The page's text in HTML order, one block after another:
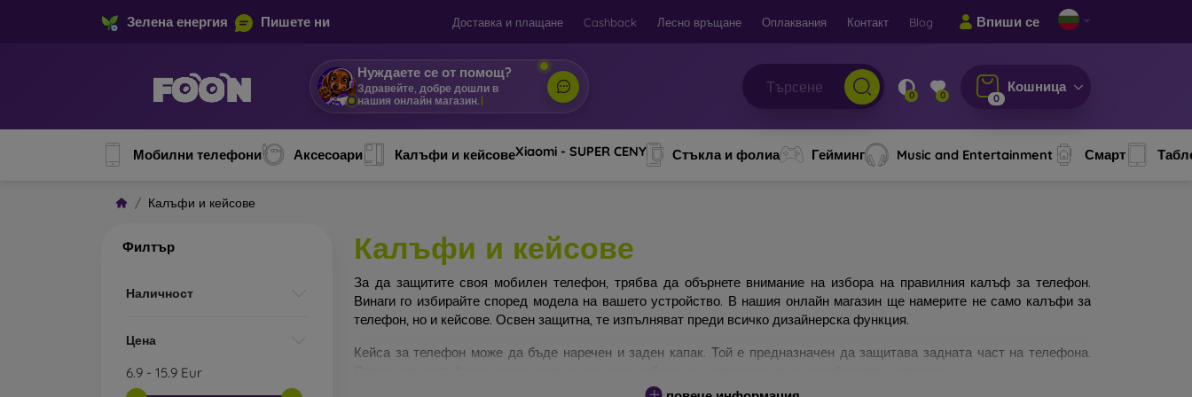
Зелена енергия Пишете ни Доставка и плащане Cashback Лесно връщане Оплаквания Контакт Blog Впиши се
Нуждаете се от помощ?
Здравейте, добре дошли в
нашия онла| 0 0 0
Кошница
Мобилни телефони Аксесоари Калъфи и кейсовеXiaomi - SUPER CENY Стъкла и фолиа Гейминг Music and Entertainment Смарт
Калъфи и кейсове
Филтър
Наличност
Цена
6.9 - 15.9 Eur
Калъфи и кейсове
За да защитите своя мобилен телефон, трябва да обърнете внимание на избора на правилния калъф за телефон.
Винаги го избирайте според модела на вашето устройство. В нашия онлайн магазин ще намерите не само калъфи за
телефон, но и кейсове. Освен защитна, те изпълняват преди всичко дизайнерска функция.
Кейса за телефон може да бъде наречен и заден капак. Той е предназначен да защитава задната част на телефона.